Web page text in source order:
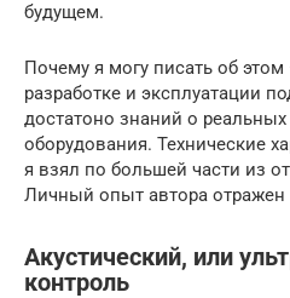
будущем.
Почему я могу писать об
разработке и эксплуатации
достатоно знаний о
оборудования. Технические
я взял по большей части из
Личный опыт автора отражен
Акустический, или
контроль